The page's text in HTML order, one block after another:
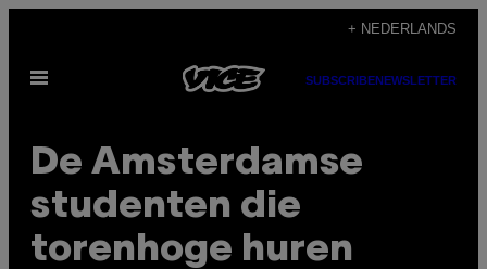
de
+ NEDERLANDS
Open
SUBSCRIBENEWSLETTER
De Amsterdamse
studenten die
torenhoge huren